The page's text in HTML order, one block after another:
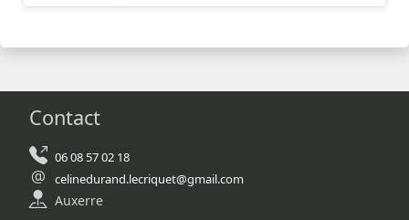
Contact
06 08 57 02 18
celinedurand.lecriquet@gmail.com
Auxerre